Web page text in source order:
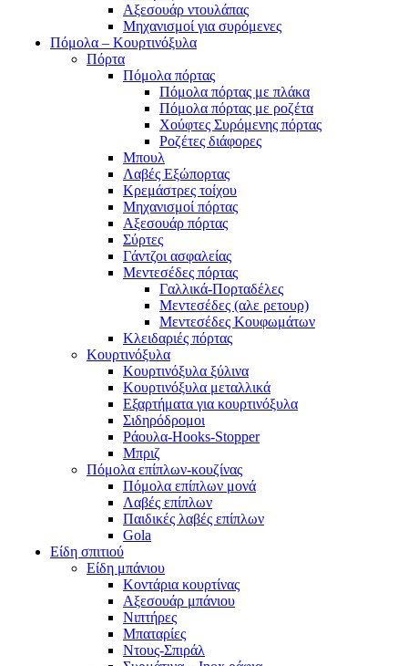
Αξεσουάρ ντουλάπας
Μηχανισμοί για συρόμενες
Πόμολα – Κουρτινόξυλα
Πόρτα
Πόμολα πόρτας
Πόμολα πόρτας με πλάκα
Πόμολα πόρτας με ροζέτα
Χούφτες Συρόμενης πόρτας
Ροζέτες διάφορες
Μπουλ
Λαβές Εξώπορτας
Κρεμάστρες τοίχου
Μηχανισμοί πόρτας
Αξεσουάρ πόρτας
Σύρτες
Γάντζοι ασφαλείας
Μεντεσέδες πόρτας
Γαλλικά-Πορταδέλες
Μεντεσέδες (αλε ρετουρ)
Μεντεσέδες Κουφωμάτων
Κλειδαριές πόρτας
Κουρτινόξυλα
Κουρτινόξυλα ξύλινα
Κουρτινόξυλα μεταλλικά
Εξαρτήματα για κουρτινόξυλα
Σιδηρόδρομοι
Ράουλα-Hooks-Stopper
Μπριζ
Πόμολα επίπλων-κουζίνας
Πόμολα επίπλων μονά
Λαβές επίπλων
Παιδικές λαβές επίπλων
Gola
Είδη σπιτιού
Είδη μπάνιου
Κοντάρια κουρτίνας
Αξεσουάρ μπάνιου
Νιπτήρες
Μπαταρίες
Ντους-Σπιράλ